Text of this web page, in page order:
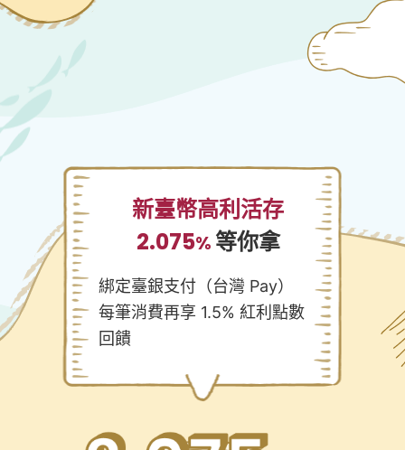
新臺幣高利活存
2.075% 等你拿
綁定臺銀支付（台灣 Pay）
每筆消費再享 1.5% 紅利點數
回饋